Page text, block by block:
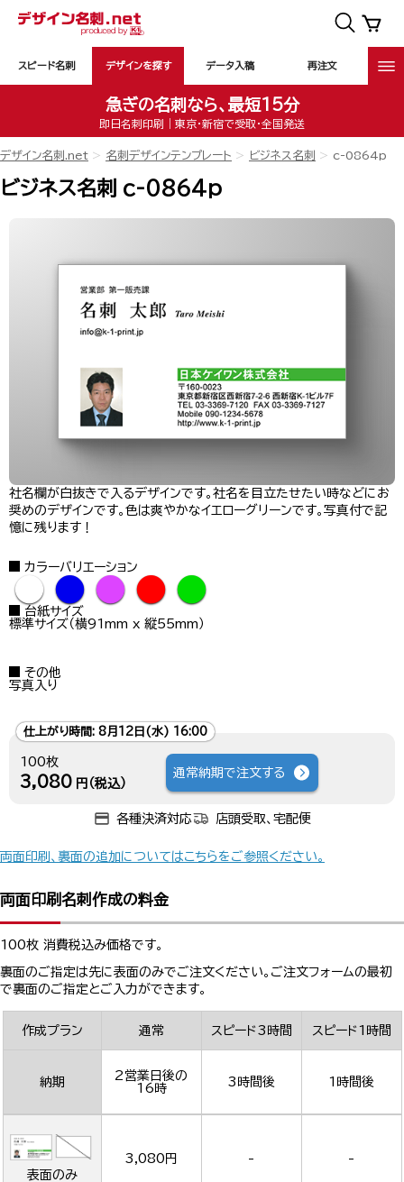
スピード名刺 デザインを探す データ入稿 再注文
急ぎの名刺なら、最短15分
即日名刺印刷｜東京・新宿で受取・全国発送
デザイン名刺.net 名刺デザインテンプレート ビジネス名刺 c-0864p
ビジネス名刺 c-0864p
社名欄が白抜きで入るデザインです。社名を目立たせたい時などにお
奨めのデザインです。色は爽やかなイエローグリーンです。写真付で記
憶に残ります！
カラーバリエーション
● ● ● ● ●
台紙サイズ
標準サイズ（横91mm x 縦55mm）
その他
写真入り
仕上がり時間: 8月12日(水) 16:00
100枚
3,080 円（税込）
通常納期で注文する
各種決済対応 店頭受取、宅配便
両面印刷、裏面の追加についてはこちらをご参照ください。
両面印刷名刺作成の料金
100枚 消費税込み価格です。
裏面のご指定は先に表面のみでご注文ください。ご注文フォームの最初
で裏面のご指定とご入力ができます。
作成プラン 通常 スピード3時間 スピード1時間
納期
2営業日後の
16時
3時間後 1時間後
表面のみ
3,080円 - -